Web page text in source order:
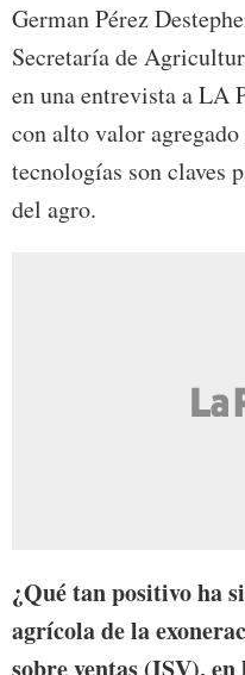
German Pérez
Secretaría de
en una entrevista a LA
con alto valor
tecnologías son claves
del agro.
¿Qué tan positivo ha
agrícola de la